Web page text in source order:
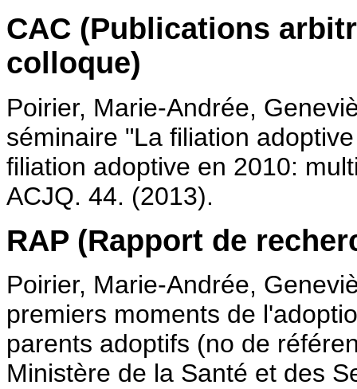
CAC (Publications
colloque)
Poirier, Marie-Andrée,
séminaire "La filiation
filiation adoptive en 2010:
ACJQ. 44. (2013).
RAP (Rapport de
Poirier, Marie-Andrée,
premiers moments de
parents adoptifs (no de
Ministère de la Santé et des